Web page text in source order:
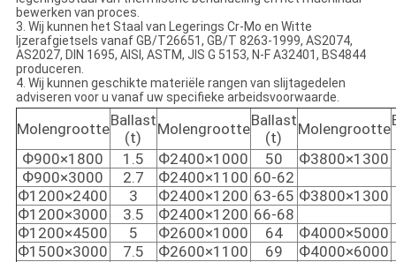
bewerken van proces.
3. Wij kunnen het Staal van Legerings Cr-Mo en Witte
Ijzerafgietsels vanaf GB/T26651, GB/T 8263-1999, AS2074,
AS2027, DIN 1695, AISI, ASTM, JIS G 5153, N-F A32401, BS4844
produceren.
4. Wij kunnen geschikte materiële rangen van slijtagedelen
adviseren voor u vanaf uw specifieke arbeidsvoorwaarde.
MolengrootteBallast
(t)
MolengrootteBallast
(t)
Molengrootte
Ф900×1800 1.5 Ф2400×1000 50
Ф3800×1300
Ф900×3000
2.7 Ф2400×1100 60-62
Ф1200×2400
3 Ф2400×1200 63-65 Ф3800×1300
Ф1200×3000
3.5 Ф2400×1200 66-68
Ф1200×4500
5 Ф2600×1000 64
Ф4000×5000
Ф1500×3000
7.5 Ф2600×1100 69
Ф4000×6000